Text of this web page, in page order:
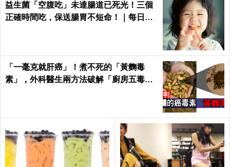
益生菌「空腹吃」未達腸道已死光！三個
正確時間吃，保送腸胃不短命！｜每日健
「一毫克就肝癌」！煮不死的「黃麴毒
素」，外科醫生兩方法破解「廚房五毒